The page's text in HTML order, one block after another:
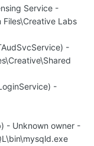
Service -
Files\Creative Labs
-
-
- Unknown owner -